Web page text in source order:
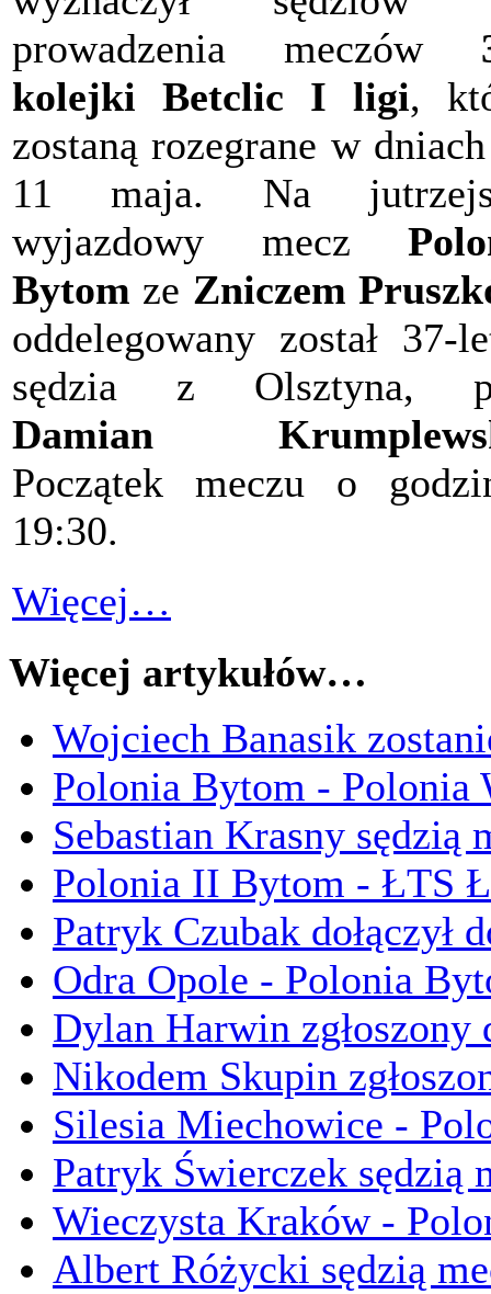
prowadzenia meczów
kolejki Betclic I ligi,
zostaną rozegrane w
11 maja. Na
wyjazdowy mecz
Bytom ze Zniczem
oddelegowany został 37-
sędzia z Olsztyna,
Damian
Początek meczu o
19:30.
Więcej…
Więcej artykułów…
Wojciech Banasik
Polonia Bytom - Polonia
Sebastian Krasny sędzią
Polonia II Bytom - ŁTS
Patryk Czubak dołączył
Odra Opole - Polonia
Dylan Harwin
Nikodem Skupin
Silesia Miechowice -
Patryk Świerczek sędzią
Wieczysta Kraków -
Albert Różycki sędzią